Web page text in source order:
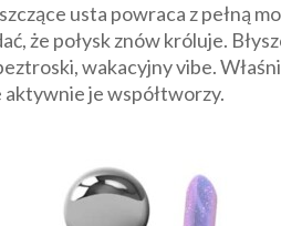
usta powraca z pełną
że połysk znów króluje.
wakacyjny vibe.
aktywnie je współtworzy.